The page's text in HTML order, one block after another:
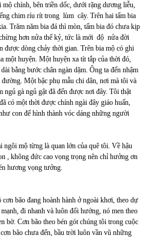
chính, bên triền dốc, dưới rặng dương liễu,
chim ríu rít trong lùm cây. Trên hai tấm bia
Trăm năm bia đá thì mòn, tấm bia đó chưa kịp
hơn nửa thế kỷ, tức là mới độ nửa đời
được dòng chảy thời gian. Trên bia mộ có ghi
một huyện. Một huyện xa tít tắp của thời đó,
bằng bước chân ngàn dặm. Ông ta đến nhậm
Một bậc phụ mẫu chi dân, nơi mà tôi và
gà ngủ gật đã đến được nơi đây. Tôi thật
có một thời được chính ngài đây giáo huấn,
con để hình thành vóc dáng những người
mộ từng là quan lớn của quê tôi. Về hậu
, không đức cao vọng trọng nên chỉ hưởng ơn
hương vọng tưởng.
đang hoành hành ở ngoài khơi, theo dự
đi nhanh và luôn đổi hướng, nó men theo
bờ. Cơn bão theo bén gót chúng tôi trong cuộc
bão chưa đến, bầu trời luôn vần vũ những